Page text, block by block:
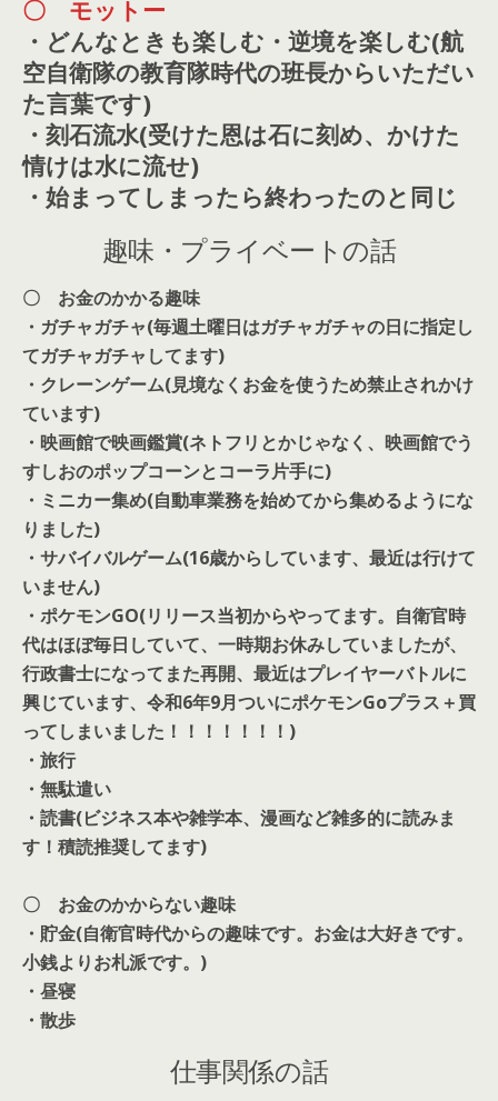
〇 モットー
・どんなときも楽しむ・逆境を楽しむ(航
空自衛隊の教育隊時代の班長からいただい
た言葉です)
・刻石流水(受けた恩は石に刻め、かけた
情けは水に流せ)
・始まってしまったら終わったのと同じ
趣味・プライベートの話
〇 お金のかかる趣味
・ガチャガチャ(毎週土曜日はガチャガチャの日に指定し
てガチャガチャしてます)
・クレーンゲーム(見境なくお金を使うため禁止されかけ
ています)
・映画館で映画鑑賞(ネトフリとかじゃなく、映画館でう
すしおのポップコーンとコーラ片手に)
・ミニカー集め(自動車業務を始めてから集めるようにな
りました)
・サバイバルゲーム(16歳からしています、最近は行けて
いません)
・ポケモンGO(リリース当初からやってます。自衛官時
代はほぼ毎日していて、一時期お休みしていましたが、
行政書士になってまた再開、最近はプレイヤーバトルに
興じています、令和6年9月ついにポケモンGoプラス＋買
ってしまいました！！！！！！！)
・旅行
・無駄遣い
・読書(ビジネス本や雑学本、漫画など雑多的に読みま
す！積読推奨してます)
〇 お金のかからない趣味
・貯金(自衛官時代からの趣味です。お金は大好きです。
小銭よりお札派です。)
・昼寝
・散歩
仕事関係の話